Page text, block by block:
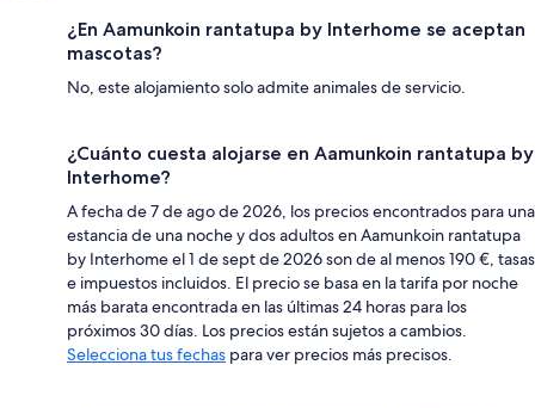
¿En Aamunkoin rantatupa by Interhome se aceptan
mascotas?
No, este alojamiento solo admite animales de servicio.
¿Cuánto cuesta alojarse en Aamunkoin rantatupa by
Interhome?
A fecha de 7 de ago de 2026, los precios encontrados para una
estancia de una noche y dos adultos en Aamunkoin rantatupa
by Interhome el 1 de sept de 2026 son de al menos 190 €, tasas
e impuestos incluidos. El precio se basa en la tarifa por noche
más barata encontrada en las últimas 24 horas para los
próximos 30 días. Los precios están sujetos a cambios.
Selecciona tus fechas para ver precios más precisos.